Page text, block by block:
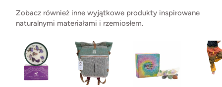
Zobacz również inne wyjątkowe produkty inspirowane
naturalnymi materiałami i rzemiosłem.